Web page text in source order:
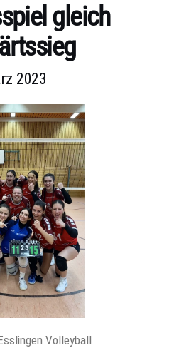
gleich
2023
Volleyball